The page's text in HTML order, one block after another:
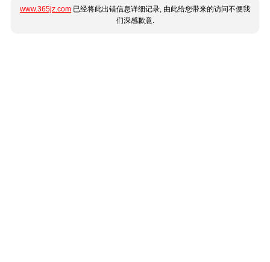
www.365jz.com 已经将此出错信息详细记录, 由此给您带来的访问不便我
们深感歉意.